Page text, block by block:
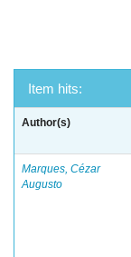
Item hits:
Author(s)
Marques, Cézar
Augusto